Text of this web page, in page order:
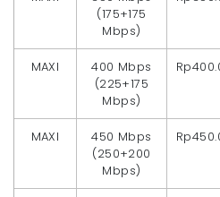
(175+175
Mbps)
MAXI
400 Mbps
(225+175
Mbps)
MAXI
450 Mbps
(250+200
Mbps)